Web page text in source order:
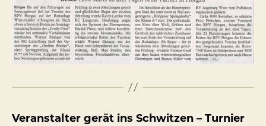
Veranstalter gerät ins Schwitzen – Turnier